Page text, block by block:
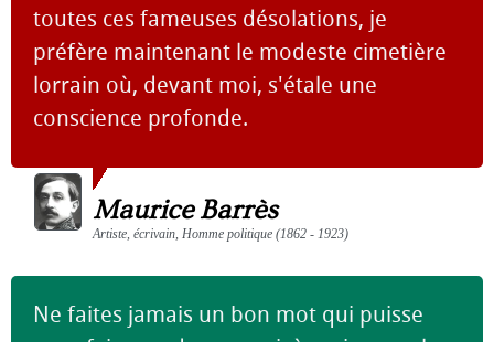
toutes ces fameuses désolations, je
préfère maintenant le modeste cimetière
lorrain où, devant moi, s'étale une
conscience profonde.
Maurice Barrès
Artiste, écrivain, Homme politique (1862 - 1923)
Ne faites jamais un bon mot qui puisse